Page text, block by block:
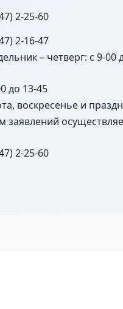
2-25-60
2-16-47
– четверг: с 9-00
до 13-45
воскресенье и
заявлений
2-25-60